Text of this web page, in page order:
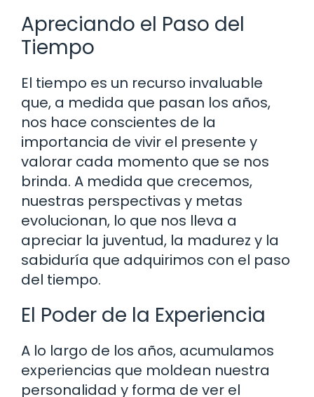
Apreciando el Paso del
Tiempo
El tiempo es un recurso invaluable
que, a medida que pasan los años,
nos hace conscientes de la
importancia de vivir el presente y
valorar cada momento que se nos
brinda. A medida que crecemos,
nuestras perspectivas y metas
evolucionan, lo que nos lleva a
apreciar la juventud, la madurez y la
sabiduría que adquirimos con el paso
del tiempo.
El Poder de la Experiencia
A lo largo de los años, acumulamos
experiencias que moldean nuestra
personalidad y forma de ver el